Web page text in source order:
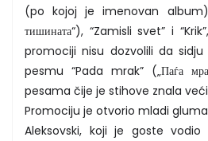
(po kojoj je imenovan album),
тишината“), “Zamisli svet” i
promociji nisu dozvolili da
pesmu “Pada mrak” („Паѓа
pesama čije je stihove znala
Promociju je otvorio mladi
Aleksovski, koji je goste